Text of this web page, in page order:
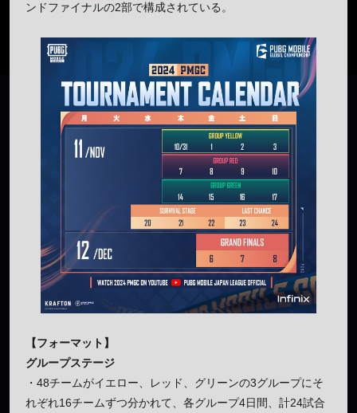
ンドファイナルの2部で構成されている。
【フォーマット】
グループステージ
・48チームがイエロー、レッド、グリーンの3グループにそ
れぞれ16チームずつ分かれて、各グループ4日間、計24試合